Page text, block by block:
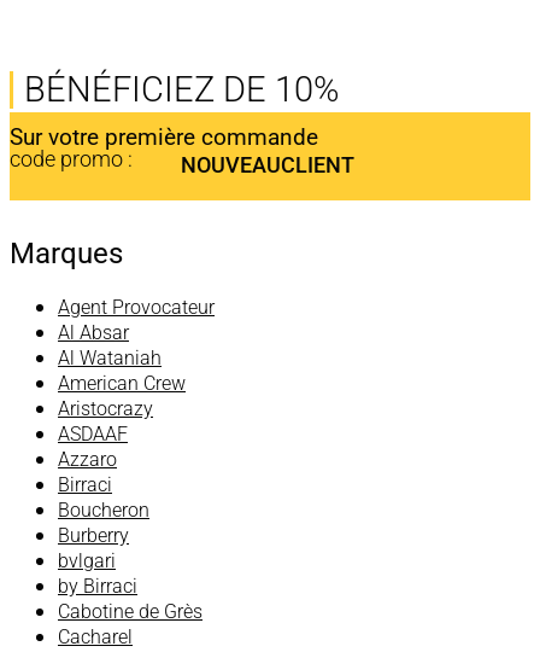
BÉNÉFICIEZ DE 10%
Sur votre première commande
code promo : NOUVEAUCLIENT
Marques
Agent Provocateur
Al Absar
Al Wataniah
American Crew
Aristocrazy
ASDAAF
Azzaro
Birraci
Boucheron
Burberry
bvlgari
by Birraci
Cabotine de Grès
Cacharel